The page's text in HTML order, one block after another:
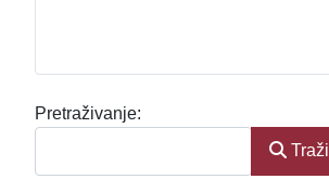
Search Form
Pretraživanje:
Traži